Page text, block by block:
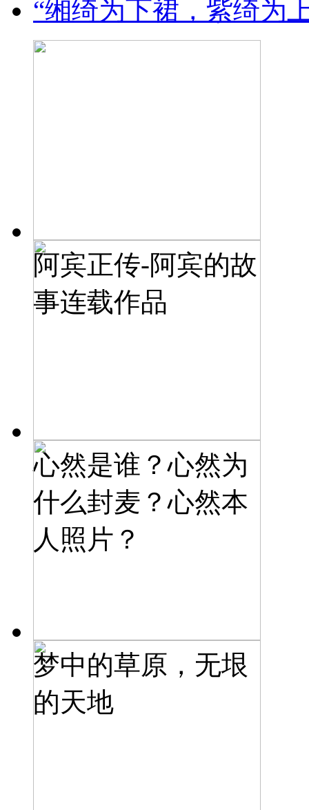
“缃绮为下裙，紫绮为
阿宾正传-阿宾的故
事连载作品
心然是谁？心然为
什么封麦？心然本
人照片？
梦中的草原，无垠
的天地